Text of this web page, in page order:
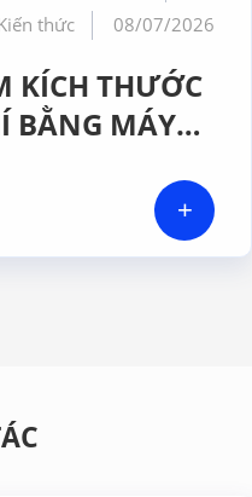
thức 08/07/2026
KÍCH THƯỚC
BẰNG MÁY
+